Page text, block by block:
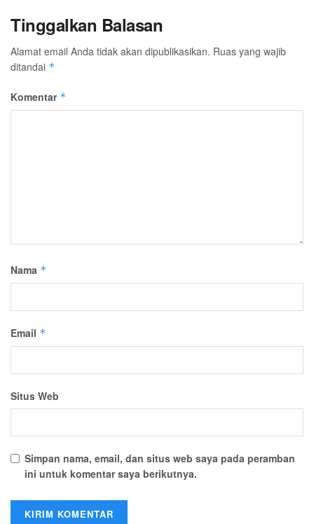
Tinggalkan Balasan
Alamat email Anda tidak akan dipublikasikan. Ruas yang wajib
ditandai *
Komentar *
Nama *
Email *
Situs Web
Simpan nama, email, dan situs web saya pada peramban
ini untuk komentar saya berikutnya.